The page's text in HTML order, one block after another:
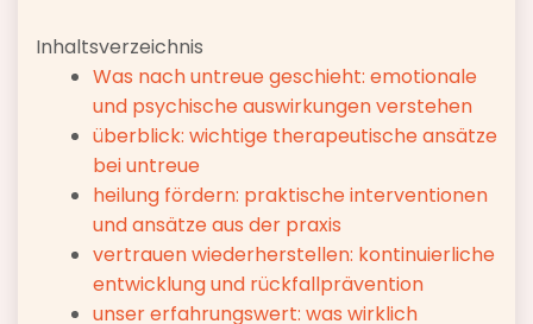
Inhaltsverzeichnis
Was nach untreue geschieht: emotionale
und psychische auswirkungen verstehen
überblick: wichtige therapeutische ansätze
bei untreue
heilung fördern: praktische interventionen
und ansätze aus der praxis
vertrauen wiederherstellen: kontinuierliche
entwicklung und rückfallprävention
unser erfahrungswert: was wirklich